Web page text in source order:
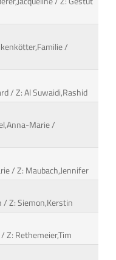
/
/ Z: Al Suwaidi,Rashid
Marie /
/ Z: Maubach,Jennifer
Z: Siemon,Kerstin
Z: Rethemeier,Tim